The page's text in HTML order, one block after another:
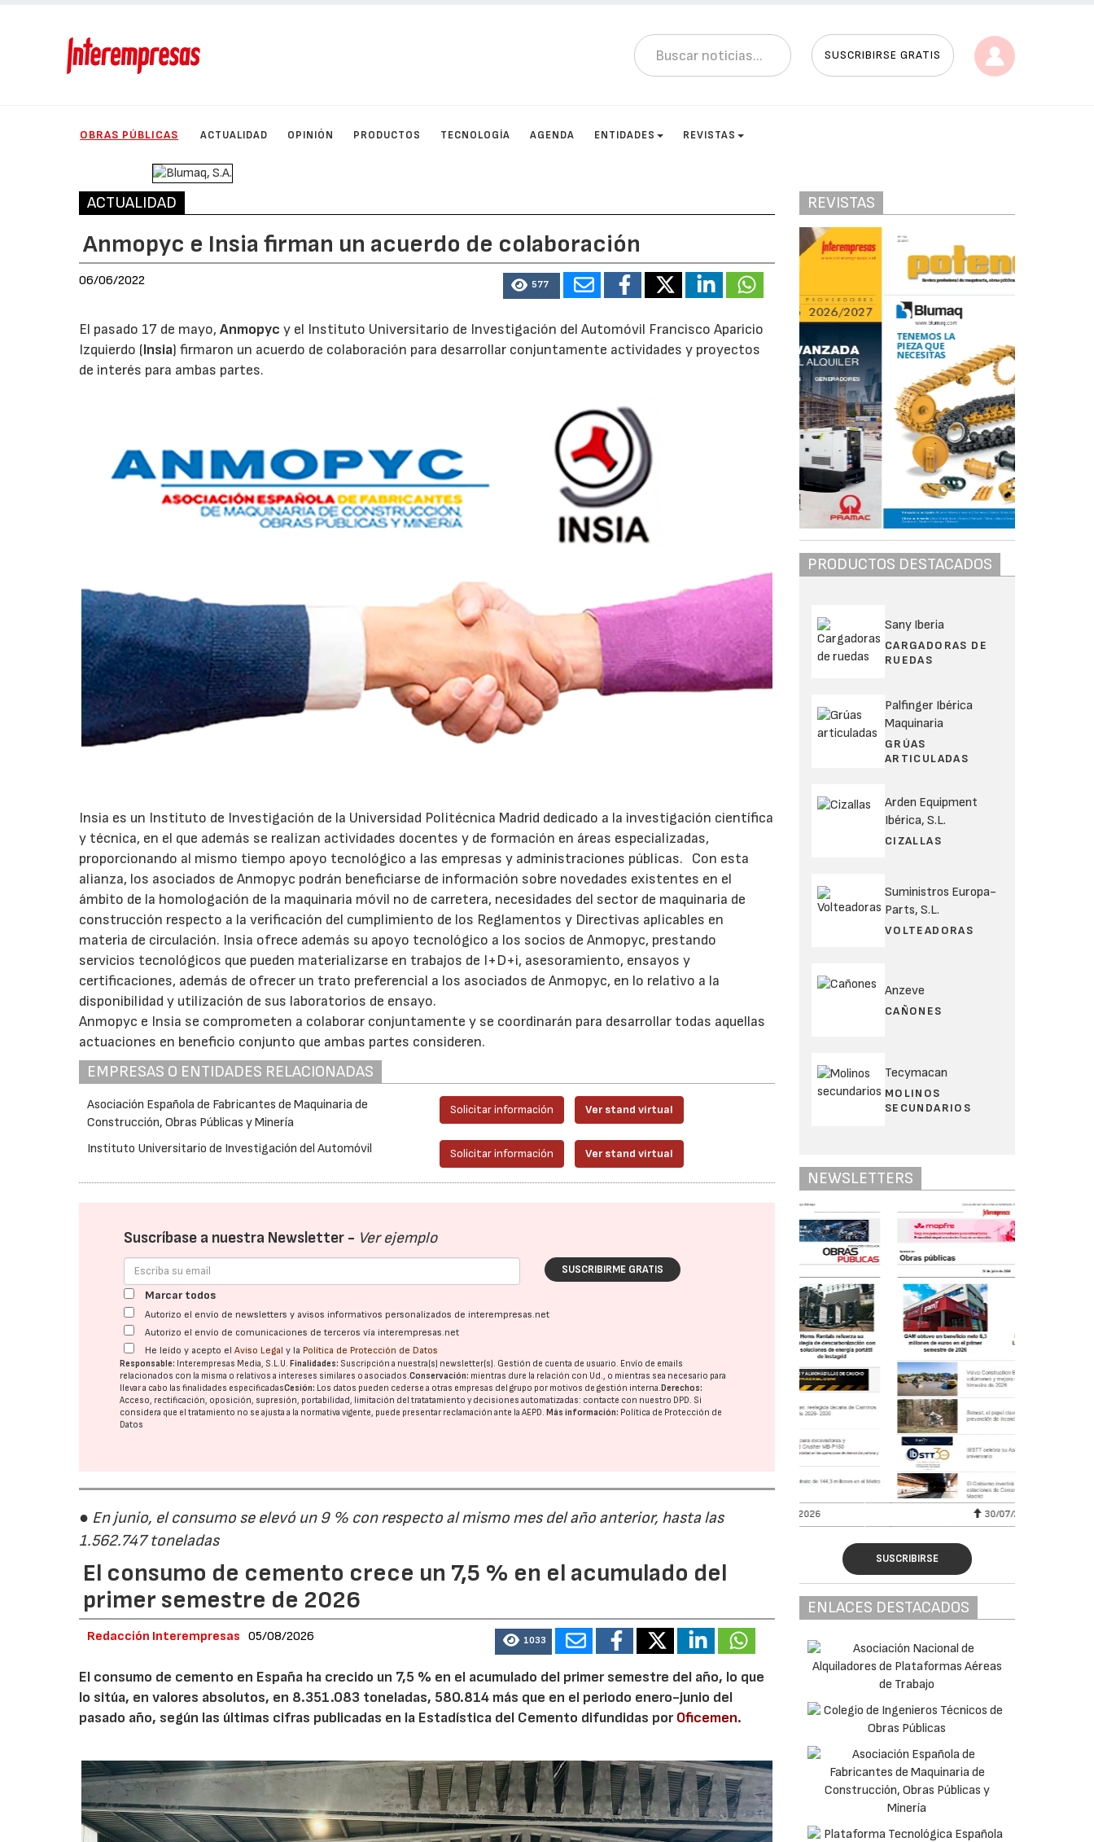
SUSCRIBIRSE GRATIS
OBRAS PÚBLICAS ACTUALIDAD OPINIÓN PRODUCTOS TECNOLOGÍA AGENDA ENTIDADES REVISTAS
ACTUALIDAD
Anmopyc e Insia firman un acuerdo de colaboración
06/06/2022 577
El pasado 17 de mayo,Anmopyc y el Instituto Universitario de Investigación del Automóvil Francisco Aparicio
Izquierdo (Insia) firmaron un acuerdo de colaboración para desarrollar conjuntamente actividades y proyectos
de interés para ambas partes.
Insia es un Instituto de Investigación de la Universidad Politécnica Madrid dedicado a la investigación científica
y técnica, en el que además se realizan actividades docentes y de formación en áreas especializadas,
proporcionando al mismo tiempo apoyo tecnológico a las empresas y administraciones públicas. Con esta
alianza, los asociados de Anmopyc podrán beneficiarse de información sobre novedades existentes en el
ámbito de la homologación de la maquinaria móvil no de carretera, necesidades del sector de maquinaria de
construcción respecto a la verificación del cumplimiento de los Reglamentos y Directivas aplicables en
materia de circulación. Insia ofrece además su apoyo tecnológico a los socios de Anmopyc, prestando
servicios tecnológicos que pueden materializarse en trabajos de I+D+i, asesoramiento, ensayos y
certificaciones, además de ofrecer un trato preferencial a los asociados de Anmopyc, en lo relativo a la
disponibilidad y utilización de sus laboratorios de ensayo.
Anmopyc e Insia se comprometen a colaborar conjuntamente y se coordinarán para desarrollar todas aquellas
actuaciones en beneficio conjunto que ambas partes consideren.
EMPRESAS O ENTIDADES RELACIONADAS
Asociación Española de Fabricantes de Maquinaria de
Construcción, Obras Públicas y Minería
Solicitar información Ver stand virtual
Instituto Universitario de Investigación del Automóvil Solicitar información Ver stand virtual
Suscríbase a nuestra Newsletter - Ver ejemplo
SUSCRIBIRME GRATIS
Marcar todos
Autorizo el envío de newsletters y avisos informativos personalizados de interempresas.net
Autorizo el envío de comunicaciones de terceros vía interempresas.net
He leído y acepto elAviso Legal y la Política de Protección de Datos
Responsable: Interempresas Media, S.L.U.Finalidades: Suscripción a nuestra(s) newsletter(s). Gestión de cuenta de usuario. Envío de emails
relacionados con la misma o relativos a intereses similares o asociados.Conservación: mientras dure la relación con Ud., o mientras sea necesario para
llevar a cabo las finalidades especificadasCesión: Los datos pueden cederse a otras empresas del grupo por motivos de gestión interna.Derechos:
Acceso, rectificación, oposición, supresión, portabilidad, limitación del tratatamiento y decisiones automatizadas: contacte con nuestro DPD. Si
considera que el tratamiento no se ajusta a la normativa vigente, puede presentar reclamación ante laAEPD.Más información: Política de Protección de
Datos
● En junio, el consumo se elevó un 9 % con respecto al mismo mes del año anterior, hasta las
1.562.747 toneladas
El consumo de cemento crece un 7,5 % en el acumulado del
primer semestre de 2026
Redacción Interempresas 05/08/2026 1033
El consumo de cemento en España ha crecido un 7,5 % en el acumulado del primer semestre del año, lo que
lo sitúa, en valores absolutos, en 8.351.083 toneladas, 580.814 más que en el periodo enero-junio del
pasado año, según las últimas cifras publicadas en la Estadística del Cemento difundidas porOficemen.
REVISTAS
PRODUCTOS DESTACADOS
Sany Iberia
CARGADORAS DE
RUEDAS
Palfinger Ibérica
Maquinaria
GRÚAS
ARTICULADAS
Arden Equipment
Ibérica, S.L.
CIZALLAS
Suministros Europa-
Parts, S.L.
VOLTEADORAS
Anzeve
CAÑONES
Tecymacan
MOLINOS
SECUNDARIOS
NEWSLETTERS
28/07/2026
SUSCRIBIRSE
ENLACES DESTACADOS